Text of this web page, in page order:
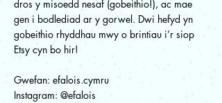
dros y misoedd nesaf (gobeithio!), ac mae
gen i bodlediad ar y gorwel. Dwi hefyd yn
gobeithio rhyddhau mwy o brintiau i’r siop
Etsy cyn bo hir!
Gwefan: efalois.cymru
Instagram: @efalois